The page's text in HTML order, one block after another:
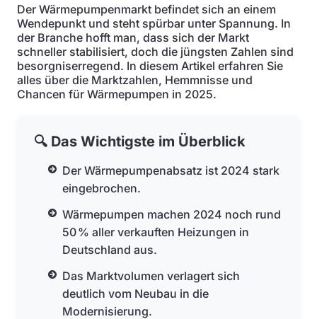
Der Wärmepumpenmarkt befindet sich an einem
Wendepunkt und steht spürbar unter Spannung. In
der Branche hofft man, dass sich der Markt
schneller stabilisiert, doch die jüngsten Zahlen sind
besorgniserregend. In diesem Artikel erfahren Sie
alles über die Marktzahlen, Hemmnisse und
Chancen für Wärmepumpen in 2025.
🔍 Das Wichtigste im Überblick
Der Wärmepumpenabsatz ist 2024 stark
eingebrochen.
Wärmepumpen machen 2024 noch rund
50 % aller verkauften Heizungen in
Deutschland aus.
Das Marktvolumen verlagert sich
deutlich vom Neubau in die
Modernisierung.